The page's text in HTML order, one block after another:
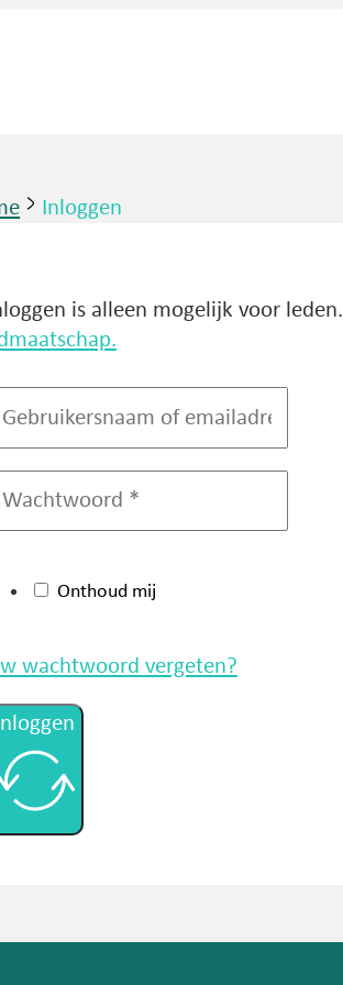
Inloggen
is alleen mogelijk voor leden.
Onthoud mij
wachtwoord vergeten?
Inloggen